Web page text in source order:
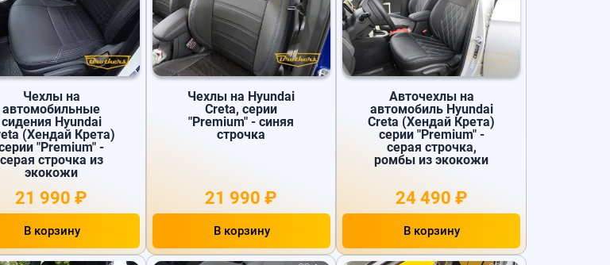
Чехлы на
автомобильные
сидения Hyundai
(Хендай Крета)
"Premium" -
серая строчка из
экокожи
21 990 ₽
В корзину
Чехлы на Hyundai
Creta, серии
"Premium" - синяя
строчка
21 990 ₽
В корзину
Авточехлы на
автомобиль Hyundai
Creta (Хендай Крета)
серии "Premium" -
серая строчка,
ромбы из экокожи
24 490 ₽
В корзину